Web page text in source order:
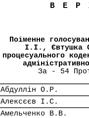
Поіменне
І.І., Євтушка
процесуального
За - 54
Абдуллін О.Р.
Алексєєв І.С.
Амельченко В.В.